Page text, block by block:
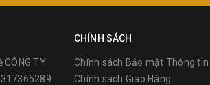
TY
CHÍNH SÁCH
Chính sách Bảo mật Thông tin
Chính sách Giao Hàng